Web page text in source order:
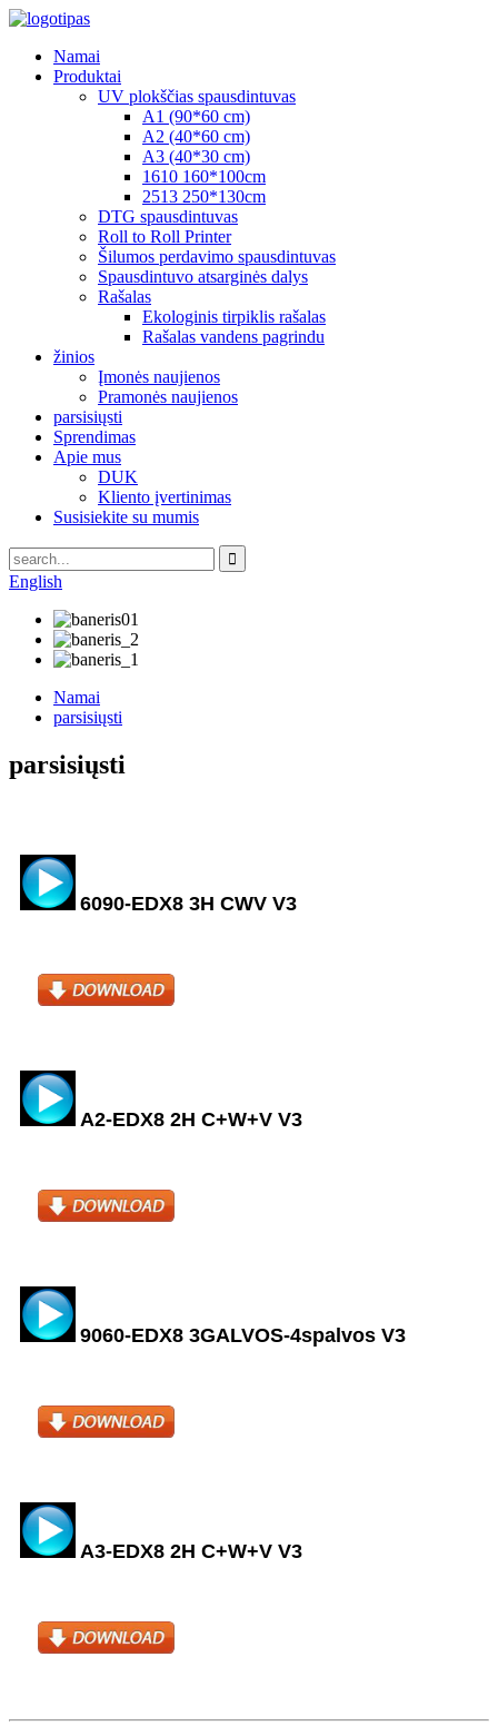
Namai
Produktai
UV plokščias spausdintuvas
A1 (90*60 cm)
A2 (40*60 cm)
A3 (40*30 cm)
1610 160*100cm
2513 250*130cm
DTG spausdintuvas
Roll to Roll Printer
Šilumos perdavimo spausdintuvas
Spausdintuvo atsarginės dalys
Rašalas
Ekologinis tirpiklis rašalas
Rašalas vandens pagrindu
žinios
Įmonės naujienos
Pramonės naujienos
parsisiųsti
Sprendimas
Apie mus
DUK
Kliento įvertinimas
Susisiekite su mumis
English
Namai
parsisiųsti
parsisiųsti
6090-EDX8 3H CWV V3
A2-EDX8 2H C+W+V V3
9060-EDX8 3GALVOS-4spalvos V3
A3-EDX8 2H C+W+V V3